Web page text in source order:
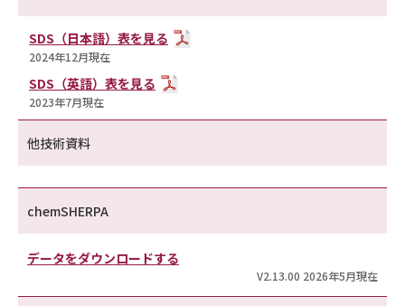
SDS（日本語）表を見る
2024年12月現在
SDS（英語）表を見る
2023年7月現在
他技術資料
chemSHERPA
データをダウンロードする
V2.13.00 2026年5月現在